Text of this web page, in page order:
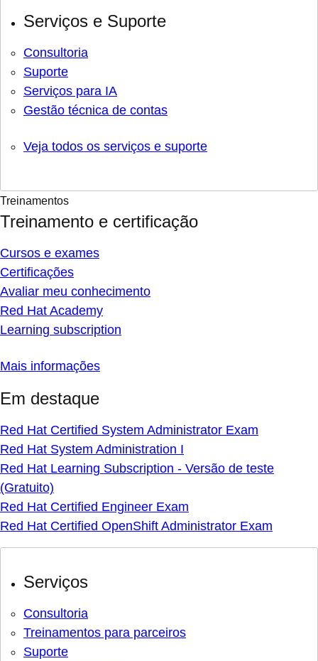
Serviços e Suporte
Suporte
Serviços para IA
Gestão técnica de contas
Treinamentos
Treinamento e certificação
Certificações
Avaliar meu conhecimento
Red Hat Academy
Learning subscription
Em destaque
Red Hat System Administration I
Red Hat Learning Subscription - Versão de teste
(Gratuito)
Red Hat Certified Engineer Exam
Red Hat Certified OpenShift Administrator Exam
Serviços
Treinamentos para parceiros
Suporte